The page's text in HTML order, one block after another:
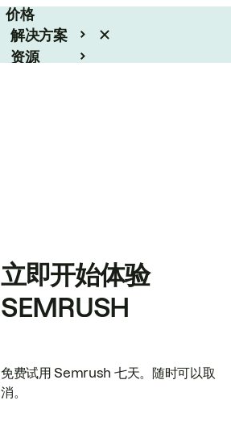
价格
解决方案
资源
立即开始体验
SEMRUSH
免费试用 Semrush 七天。随时可以取
消。